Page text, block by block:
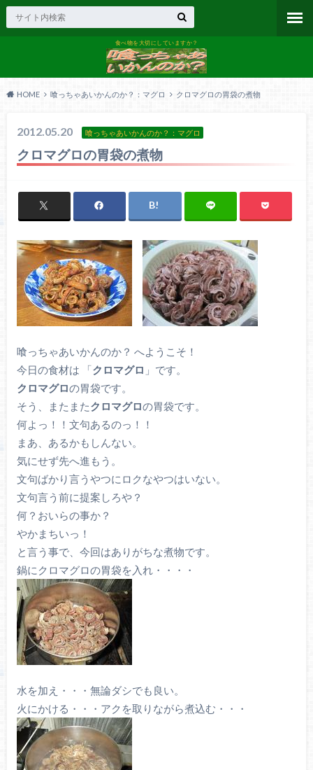
食べ物を大切にしていますか？
HOME 喰っちゃあいかんのか？：マグロ クロマグロの胃袋の煮物
2012.05.20 喰っちゃあいかんのか？：マグロ
クロマグロの胃袋の煮物
喰っちゃあいかんのか？ へようこそ！
今日の食材は 「クロマグロ 」です。
クロマグロの胃袋です。
そう、またまたクロマグロの胃袋です。
何よっ！！文句あるのっ！！
まあ、あるかもしんない。
気にせず先へ進もう。
文句ばかり言うやつにロクなやつはいない。
文句言う前に提案しろや？
何？おいらの事か？
やかまちいっ！
と言う事で、今回はありがちな煮物です。
鍋にクロマグロの胃袋を入れ・・・・
水を加え・・・無論ダシでも良い。
火にかける・・・アクを取りながら煮込む・・・